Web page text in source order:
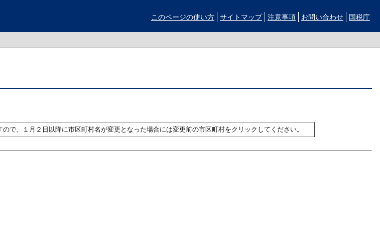
このページの使い方 サイトマップ 注意事項 お問い合わせ 国税庁
で、１月２日以降に市区町村名が変更となった場合には変更前の市区町村をクリックしてください。